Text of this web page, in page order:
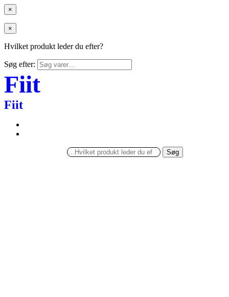
×
×
Hvilket produkt leder du efter?
Søg efter:
Fiit
Fiit
Søg